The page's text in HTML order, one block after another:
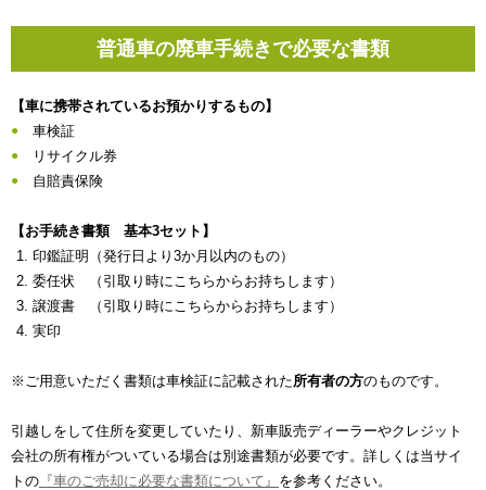
普通車の廃車手続きで必要な書類
【車に携帯されているお預かりするもの】
車検証
リサイクル券
自賠責保険
【お手続き書類 基本3セット】
印鑑証明（発行日より3か月以内のもの）
委任状 （引取り時にこちらからお持ちします）
譲渡書 （引取り時にこちらからお持ちします）
実印
※ご用意いただく書類は車検証に記載された所有者の方のものです。
引越しをして住所を変更していたり、新車販売ディーラーやクレジット
会社の所有権がついている場合は別途書類が必要です。詳しくは当サイ
トの 『車のご売却に必要な書類について』 を参考ください。